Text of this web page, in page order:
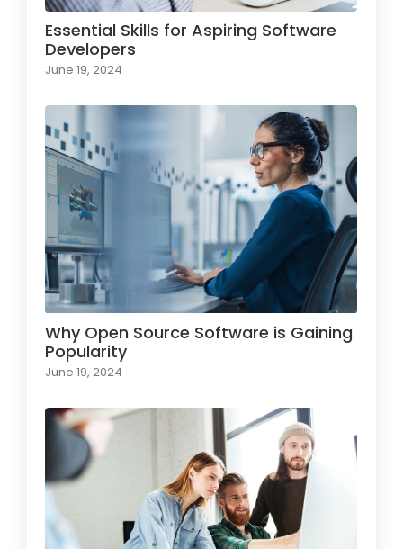
Essential Skills for Aspiring Software
Developers
June 19, 2024
Why Open Source Software is Gaining
Popularity
June 19, 2024